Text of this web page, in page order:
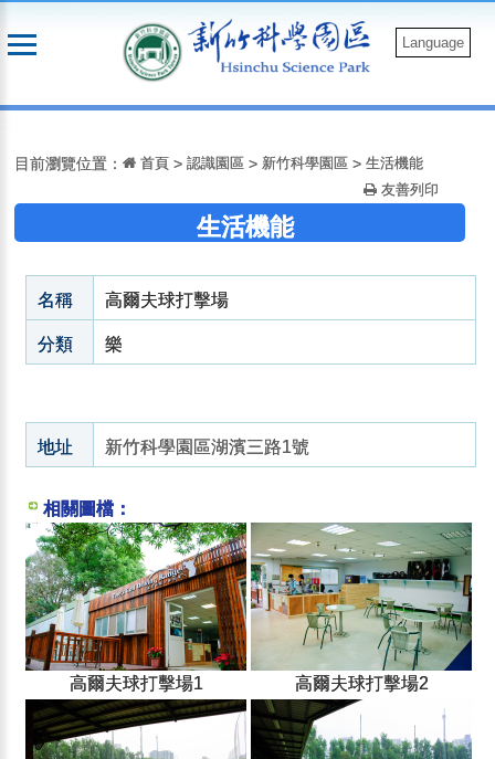
到
Language
目前瀏覽位置： 首頁 >認識園區 >新竹科學園區 >生活機能
友善列印
生活機能
名稱 高爾夫球打擊場
分類 樂
地址 新竹科學園區湖濱三路1號
相關圖檔：
高爾夫球打擊場1 高爾夫球打擊場2